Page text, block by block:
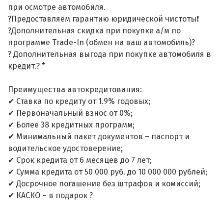
при осмотре автомобиля.
?Предоставляем гарантию юридической чистоты❗
?Дополнительная скидка при покупке а/м по
программе Trade-In (обмен на ваш автомобиль)?
? Дополнительная выгода при покупке автомобиля в
кредит.? *
Преимущества автокредитования:
✔ Ставка по кредиту от 1.9% годовых;
✔ Первоначальный взнос от 0%;
✔ Более 38 кредитных программ;
✔ Минимальный пакет документов – паспорт и
водительское удостоверение;
✔ Срок кредита от 6 месяцев до 7 лет;
✔ Сумма кредита от 50 000 руб. до 10 000 000 рублей;
✔ Досрочное погашение без штрафов и комиссий;
✔ КАСКО – в подарок ?